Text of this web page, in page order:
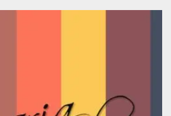
Platform Inc.
4
settimane
2 giorni
utente. Può
essere di